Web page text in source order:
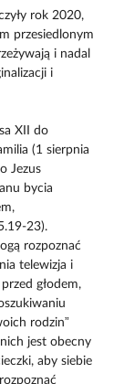
rok 2020,
przesiedlonym
i nadal
i
XII do
(1 sierpnia
Jezus
bycia
23).
rozpoznać
telewizja i
głodem,
rodzin”
jest obecny
aby siebie